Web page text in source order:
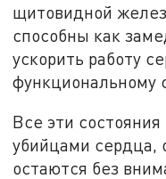
щитовидной
способны как
ускорить работу
функциональному
Все эти
убийцами сердца,
остаются без